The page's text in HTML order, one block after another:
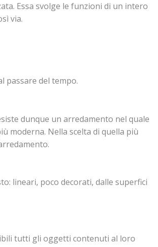
Essa svolge le funzioni di un intero
via.
passare del tempo.
dunque un arredamento nel quale
moderna. Nella scelta di quella più
lineari, poco decorati, dalle superfici
tutti gli oggetti contenuti al loro